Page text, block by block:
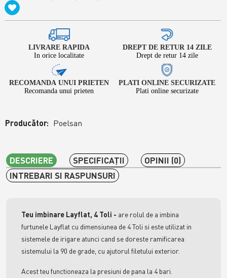
LIVRARE RAPIDA
In orice localitate
DREPT DE RETUR 14 ZILE
Drept de retur 14 zile
RECOMANDA UNUI PRIETEN
Recomanda unui prieten
PLATI ONLINE SECURIZATE
Plati online securizate
Producător: Poelsan
DESCRIERE SPECIFICAŢII
OPINII (0)
INTREBARI SI RASPUNSURI
Teu imbinare Layflat, 4 Toli - are rolul de a imbina
furtunele Layflat cu dimensiunea de 4 Toli si este utilizat in
sistemele de irigare atunci cand se doreste ramificarea
sistemului la 90 de grade, cu ajutorul filetului exterior.
Acest teu functioneaza la presiuni de pana la 4 bari.